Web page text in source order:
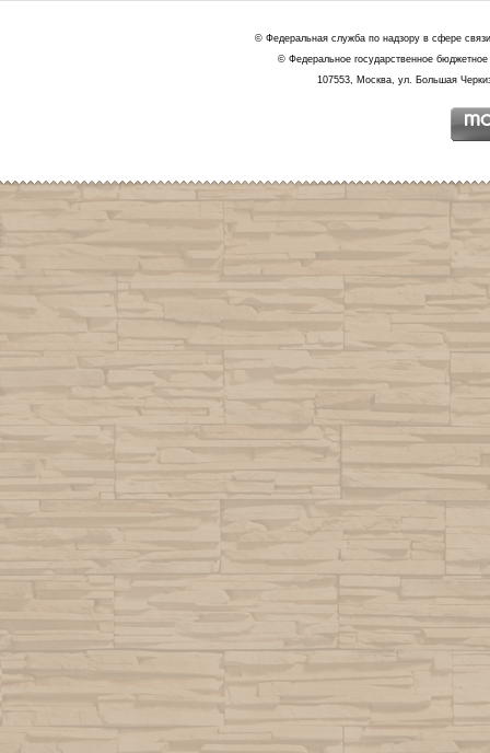
© Федеральная служба по надзору в сфере
© Федеральное государственное
107553, Москва, ул. Большая